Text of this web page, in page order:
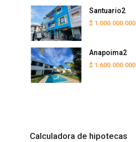
Santuario2
$ 1.000.000.000
Anapoima2
$ 1.600.000.000
Calculadora de hipotecas